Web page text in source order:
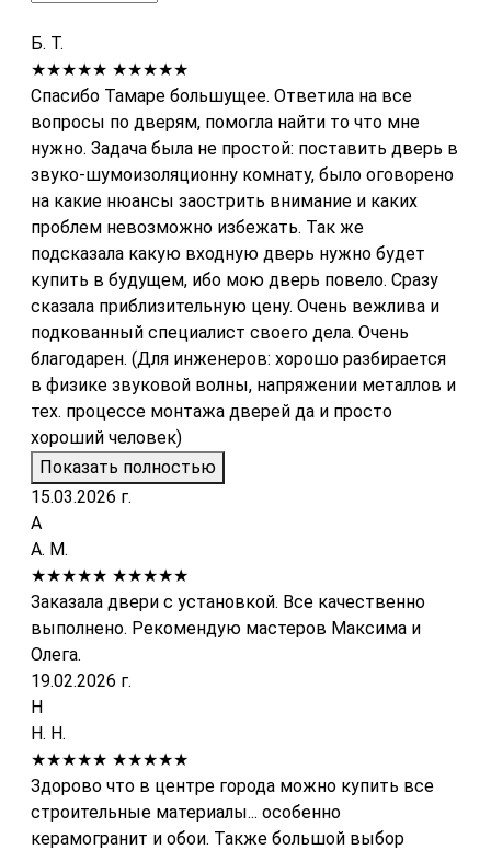
Б. Т.
★★★★★ ★★★★★
Спасибо Тамаре большущее. Ответила на все
вопросы по дверям, помогла найти то что мне
нужно. Задача была не простой: поставить дверь в
звуко-шумоизоляционну комнату, было оговорено
на какие нюансы заострить внимание и каких
проблем невозможно избежать. Так же
подсказала какую входную дверь нужно будет
купить в будущем, ибо мою дверь повело. Сразу
сказала приблизительную цену. Очень вежлива и
подкованный специалист своего дела. Очень
благодарен. (Для инженеров: хорошо разбирается
в физике звуковой волны, напряжении металлов и
тех. процессе монтажа дверей да и просто
хороший человек)
Показать полностью
15.03.2026 г.
А
А. М.
★★★★★ ★★★★★
Заказала двери с установкой. Все качественно
выполнено. Рекомендую мастеров Максима и
Олега.
19.02.2026 г.
Н
Н. Н.
★★★★★ ★★★★★
Здорово что в центре города можно купить все
строительные материалы... особенно
керамогранит и обои. Также большой выбор